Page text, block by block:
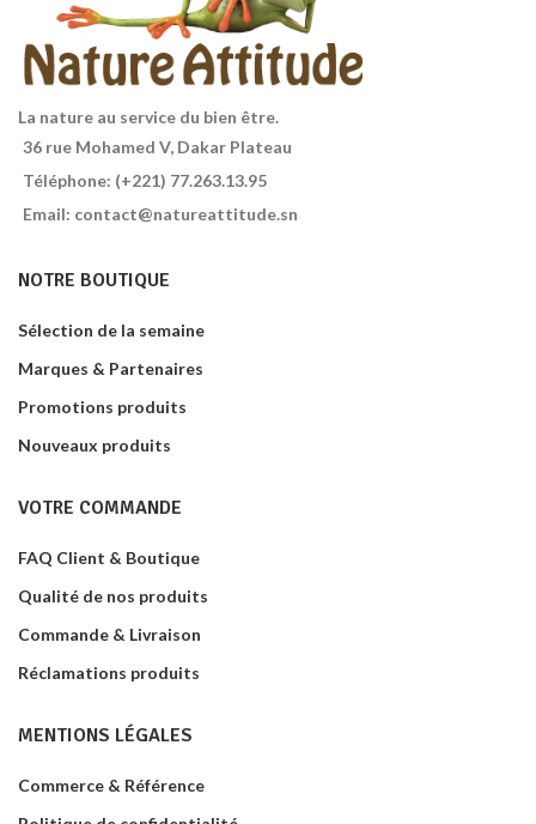
Elimination Thé vert bio Maté
bio et citron bio En lire plus sur :
https://www.naturalforme.fr/the-
biologique-elimination-max-
Copyright © Naturalforme
La nature au service du bien être.
36 rue Mohamed V, Dakar Plateau
Téléphone: (+221) 77.263.13.95
Email: contact@natureattitude.sn
NOTRE BOUTIQUE
Sélection de la semaine
Marques & Partenaires
Promotions produits
Nouveaux produits
VOTRE COMMANDE
FAQ Client & Boutique
Qualité de nos produits
Commande & Livraison
Réclamations produits
MENTIONS LÉGALES
Commerce & Référence